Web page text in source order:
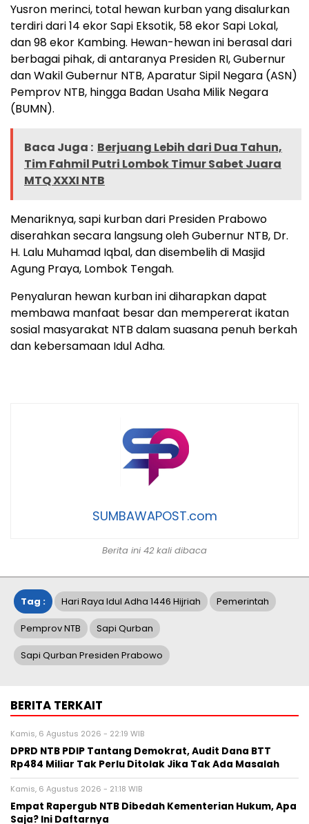
Yusron merinci, total hewan kurban yang disalurkan
terdiri dari 14 ekor Sapi Eksotik, 58 ekor Sapi Lokal,
dan 98 ekor Kambing. Hewan-hewan ini berasal dari
berbagai pihak, di antaranya Presiden RI, Gubernur
dan Wakil Gubernur NTB, Aparatur Sipil Negara (ASN)
Pemprov NTB, hingga Badan Usaha Milik Negara
(BUMN).
Baca Juga : Berjuang Lebih dari Dua Tahun,
Tim Fahmil Putri Lombok Timur Sabet Juara
MTQ XXXI NTB
Menariknya, sapi kurban dari Presiden Prabowo
diserahkan secara langsung oleh Gubernur NTB, Dr.
H. Lalu Muhamad Iqbal, dan disembelih di Masjid
Agung Praya, Lombok Tengah.
Penyaluran hewan kurban ini diharapkan dapat
membawa manfaat besar dan mempererat ikatan
sosial masyarakat NTB dalam suasana penuh berkah
dan kebersamaan Idul Adha.
SUMBAWAPOST.com
Berita ini 42 kali dibaca
Tag : Hari Raya Idul Adha 1446 Hijriah Pemerintah
Pemprov NTB Sapi Qurban
Sapi Qurban Presiden Prabowo
BERITA TERKAIT
Kamis, 6 Agustus 2026 - 22:19 WIB
DPRD NTB PDIP Tantang Demokrat, Audit Dana BTT
Rp484 Miliar Tak Perlu Ditolak Jika Tak Ada Masalah
Kamis, 6 Agustus 2026 - 21:18 WIB
Empat Rapergub NTB Dibedah Kementerian Hukum, Apa
Saja? Ini Daftarnya